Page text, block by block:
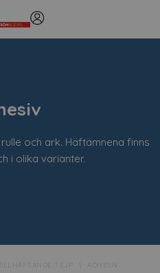
och ark. Häftämnena finns
i olika varianter.
TEJP ADHESIV